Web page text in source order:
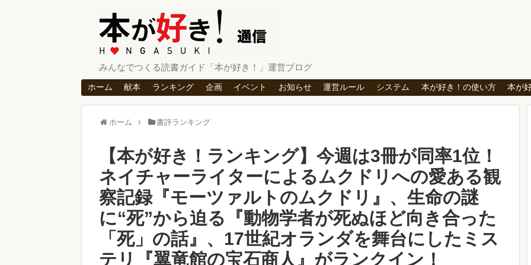
みんなでつくる読書ガイド「本が好き！」運営ブログ
ホーム 献本 ランキング 企画 イベント お知らせ 運営ルール システム 本が好き！の使い方 本が
ホーム 書評ランキング
【本が好き！ランキング】今週は3冊が同率1位！
ネイチャーライターによるムクドリへの愛ある観
察記録『モーツァルトのムクドリ』、生命の謎
に“死”から迫る『動物学者が死ぬほど向き合った
「死」の話』、17世紀オランダを舞台にしたミス
テリ『翼竜館の宝石商人』がランクイン！